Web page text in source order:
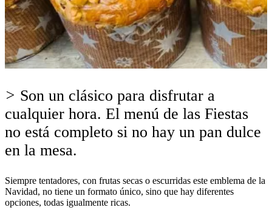
> Son un clásico para disfrutar a
cualquier hora. El menú de las Fiestas
no está completo si no hay un pan dulce
en la mesa.
Siempre tentadores, con frutas secas o escurridas este emblema de la
Navidad, no tiene un formato único, sino que hay diferentes
opciones, todas igualmente ricas.